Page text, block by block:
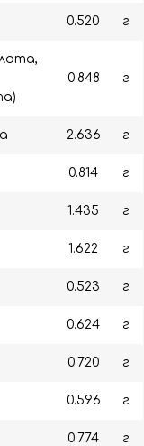
0.520 г
0.848 г
2.636 г
0.814 г
1.435 г
1.622 г
0.523 г
0.624 г
0.720 г
0.596 г
0.774 г